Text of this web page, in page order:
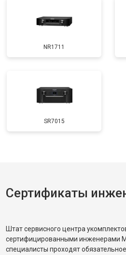
NR1711
SR7015
Сертификаты
Штат сервисного центра
сертифицированными инженерами
специалисты проходят